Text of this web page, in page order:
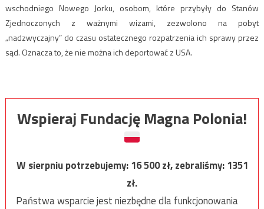
wschodniego Nowego Jorku, osobom, które przybyły do Stanów
Zjednoczonych z ważnymi wizami, zezwolono na pobyt
„nadzwyczajny” do czasu ostatecznego rozpatrzenia ich sprawy przez
sąd. Oznacza to, że nie można ich deportować z USA.
Wspieraj Fundację Magna Polonia!
W sierpniu potrzebujemy:16 500zł, zebraliśmy:1351
zł.
Państwa wsparcie jest niezbędne dla funkcjonowania